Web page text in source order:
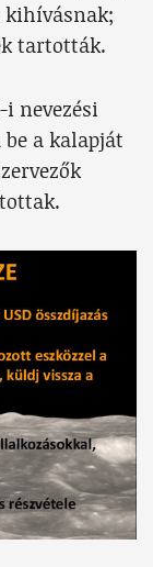
kihívásnak;
tartották.
i nevezési
be a kalapját